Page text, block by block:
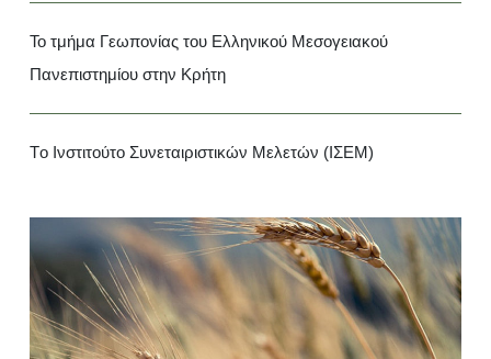
Το τμήμα Γεωπονίας του Ελληνικού Μεσογειακού
Πανεπιστημίου στην Κρήτη
Tο Ινστιτούτο Συνεταιριστικών Μελετών (ΙΣΕΜ)